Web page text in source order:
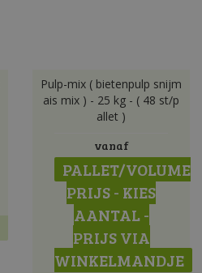
Pulp-mix ( bietenpulp snijm
ais mix ) - 25 kg - ( 48 st/p
allet )
vanaf
PALLET/VOLUME
PRIJS - KIES
AANTAL -
PRIJS VIA
WINKELMANDJE